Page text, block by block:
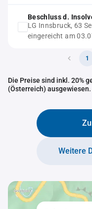
Beschluss d.
LG Innsbruck, 63
eingereicht am
1
Die Preise sind inkl. 20%
(Österreich) ausgewiesen.
Weitere